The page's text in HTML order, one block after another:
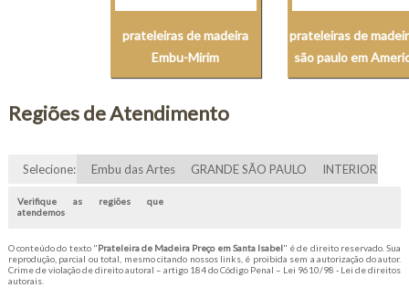
prateleiras de madeira
Embu-Mirim
prateleiras de
são paulo em
Regiões de Atendimento
Selecione: Embu das Artes GRANDE SÃO PAULO INTERIOR
Verifique as regiões que
atendemos
O conteúdo do texto "Prateleira de Madeira Preço em Santa Isabel" é de direito reservado. Sua
reprodução, parcial ou total, mesmo citando nossos links, é proibida sem a autorização do autor.
Crime de violação de direito autoral – artigo 184 do Código Penal – Lei 9610/98 - Lei de direitos
autorais.